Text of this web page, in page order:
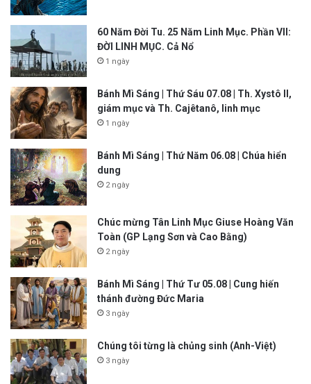
60 Năm Đời Tu. 25 Năm Linh Mục. Phần VII:
ĐỜI LINH MỤC. Cả Nổ
1 ngày
Bánh Mì Sáng | Thứ Sáu 07.08 | Th. Xystô II,
giám mục và Th. Cajêtanô, linh mục
1 ngày
Bánh Mì Sáng | Thứ Năm 06.08 | Chúa hiển
dung
2 ngày
Chúc mừng Tân Linh Mục Giuse Hoàng Văn
Toàn (GP Lạng Sơn và Cao Bằng)
2 ngày
Bánh Mì Sáng | Thứ Tư 05.08 | Cung hiến
thánh đường Đức Maria
3 ngày
Chúng tôi từng là chủng sinh (Anh-Việt)
3 ngày